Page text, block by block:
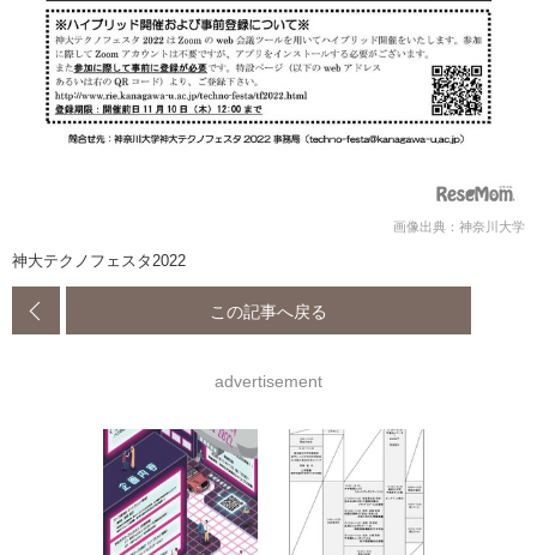
画像出典：神奈川大学
神大テクノフェスタ2022
この記事へ戻る
advertisement